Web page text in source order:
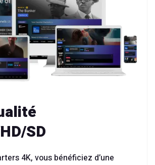
SD
4K, vous bénéficiez d’une